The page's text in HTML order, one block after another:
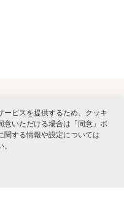
ス
ービスを提供するため、クッキ
意いただける場合は「同意」ボ
関する情報や設定については